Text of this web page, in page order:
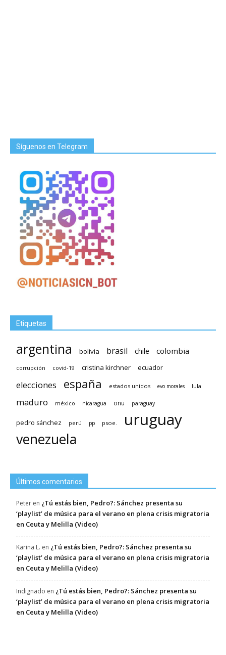
Síguenos en Telegram
Etiquetas
argentina bolivia brasil chile colombia
corrupción covid-19 cristina kirchner ecuador
elecciones españa estados unidos evo morales lula
maduro méxico nicaragua onu paraguay
pedro sánchez perú pp psoe. uruguay
venezuela
Últimos comentarios
Peter en ¿Tú estás bien, Pedro?: Sánchez presenta su
‘playlist’ de música para el verano en plena crisis migratoria
en Ceuta y Melilla (Video)
Karina L. en ¿Tú estás bien, Pedro?: Sánchez presenta su
‘playlist’ de música para el verano en plena crisis migratoria
en Ceuta y Melilla (Video)
Indignado en ¿Tú estás bien, Pedro?: Sánchez presenta su
‘playlist’ de música para el verano en plena crisis migratoria
en Ceuta y Melilla (Video)